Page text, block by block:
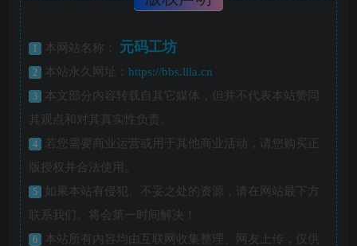
1 本网站名称： 元码工坊
2 本站永久网址： https://bbs.llla.cn
3
本文部分内容转载自其它媒体，但并不代表本站赞同
其观点和对其真实性负责。
4
若您需要商业运营或用于其他商业活动，请您购买正
版授权并合法使用。
5
如果本站有侵犯、不妥之处的资源，请在网站最下方
联系我们。将会第一时间解决！
6
本站所有内容均由互联网收集整理、网友上传，仅供